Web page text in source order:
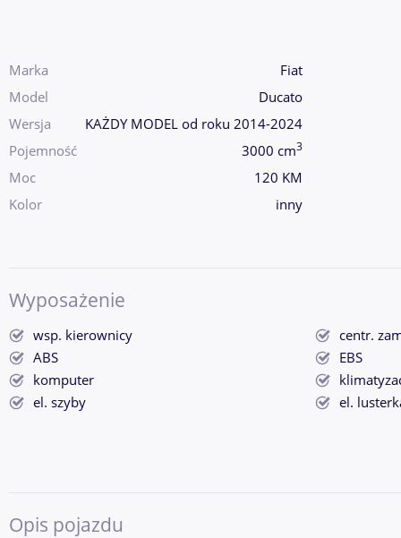
Marka
Fiat
Model
Ducato
Wersja
KAŻDY MODEL od roku 2014-2024
Pojemność
3000 cm3
Moc
120 KM
Kolor
inny
Wyposażenie
wsp. kierownicy
centr.
ABS
EBS
komputer
el. szyby
el.
Opis pojazdu